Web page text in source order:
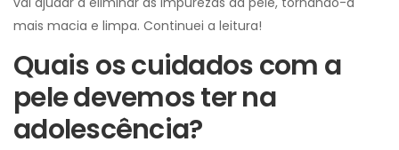
mais macia e limpa. Continuei a leitura!
Quais os cuidados com a
pele devemos ter na
adolescência?